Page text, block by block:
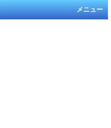
メニュー